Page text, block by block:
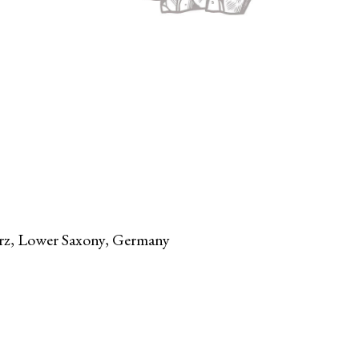
Lower Saxony, Germany